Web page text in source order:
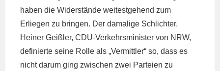
haben die Widerstände weitestgehend zum
Erliegen zu bringen. Der damalige Schlichter,
Heiner Geißler, CDU-Verkehrsminister von NRW,
definierte seine Rolle als „Vermittler“ so, dass es
nicht darum ging zwischen zwei Parteien zu